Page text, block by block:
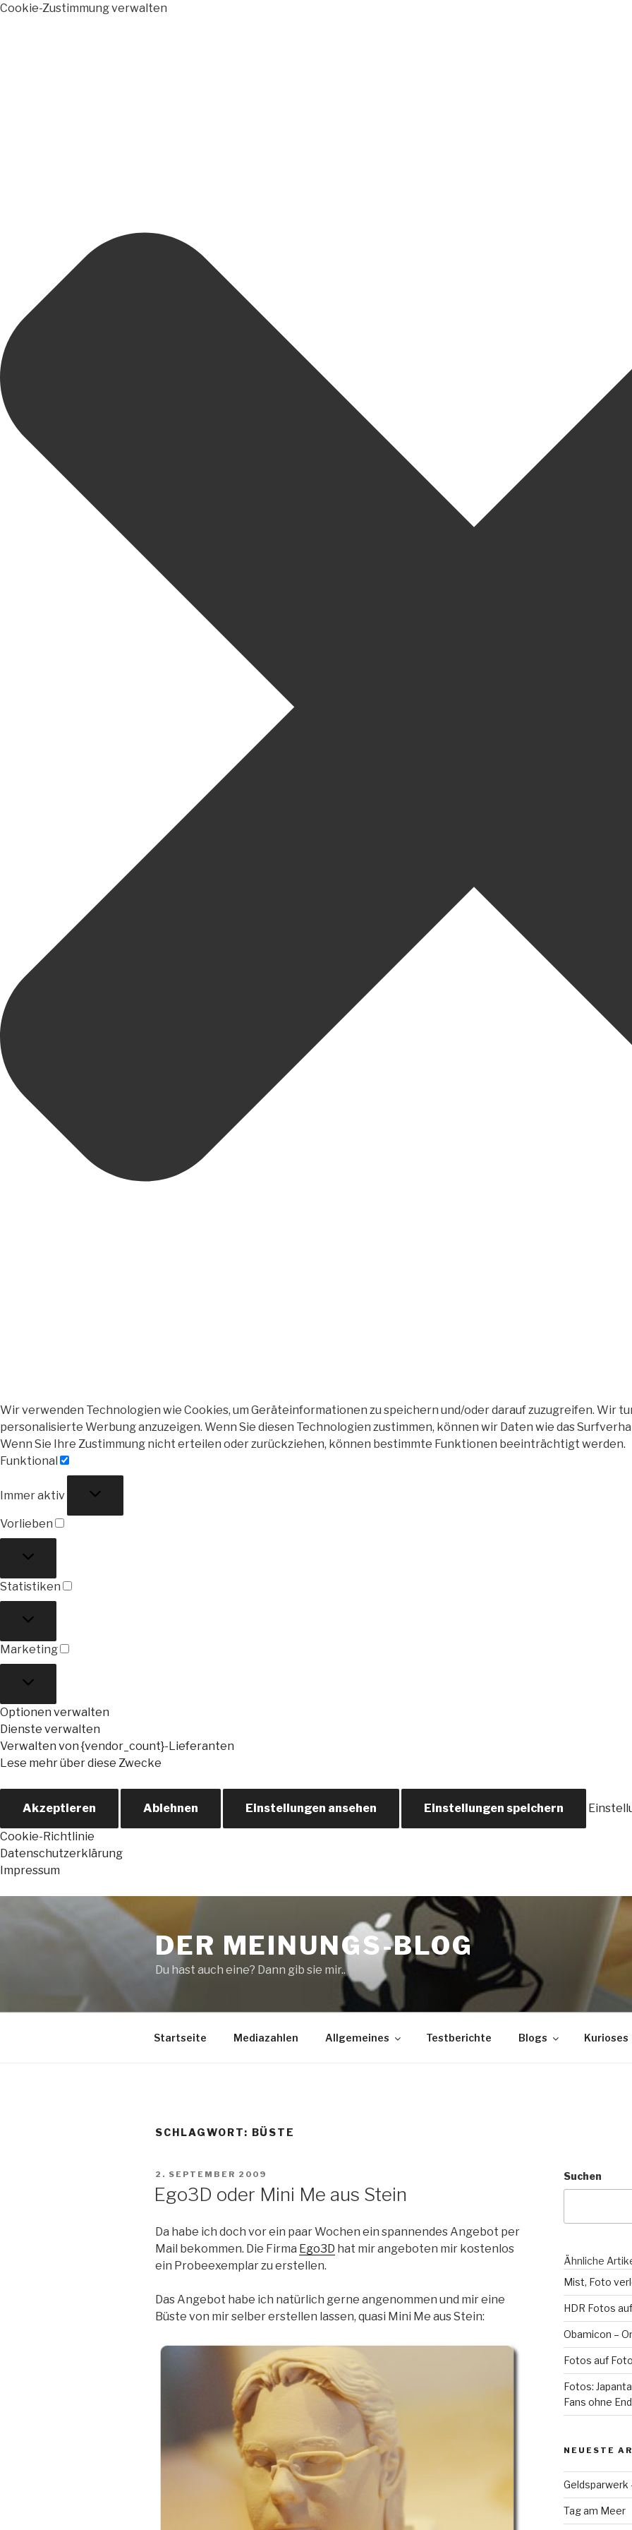
Cookie-Zustimmung verwalten
Wir verwenden Technologien wie Cookies, um Geräteinformationen zu speichern und/oder darauf zuzugreifen. Wir
personalisierte Werbung anzuzeigen. Wenn Sie diesen Technologien zustimmen, können wir Daten wie das
Wenn Sie Ihre Zustimmung nicht erteilen oder zurückziehen, können bestimmte Funktionen beeinträchtigt werden.
Funktional
Immer aktiv
Vorlieben
Statistiken
Marketing
Optionen verwalten
Dienste verwalten
Verwalten von {vendor_count}-Lieferanten
Lese mehr über diese Zwecke
Akzeptieren Ablehnen Einstellungen ansehen Einstellungen speichern
Cookie-Richtlinie
Datenschutzerklärung
Impressum
springen
DER MEINUNGS-BLOG
Du hast auch eine? Dann gib sie mir..
Startseite Mediazahlen Allgemeines Testberichte Blogs Kurioses
SCHLAGWORT: BÜSTE
VERÖFFENTLICHT
2. SEPTEMBER 2009
Ego3D oder Mini Me aus Stein
Da habe ich doch vor ein paar Wochen ein spannendes Angebot per
Mail bekommen. Die Firma Ego3D hat mir angeboten mir kostenlos
ein Probeexemplar zu erstellen.
Das Angebot habe ich natürlich gerne angenommen und mir eine
Büste von mir selber erstellen lassen, quasi Mini Me aus Stein:
Suchen
Ähnliche
Mist, Foto
HDR Fotos
Obamicon –
Fotos auf
Fotos:
Fans ohne
NEUESTE
Geldsparwerk
Tag am Meer